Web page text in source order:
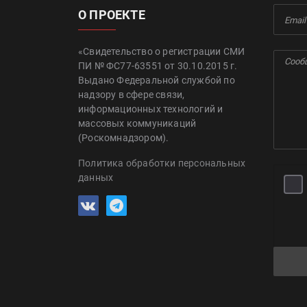
О ПРОЕКТЕ
«Свидетельство о регистрации СМИ
ПИ № ФС77-63551 от 30.10.2015 г.
Выдано Федеральной службой по
надзору в сфере связи,
информационных технологий и
массовых коммуникаций
(Роскомнадзором).
Политика обработки персональных
данных